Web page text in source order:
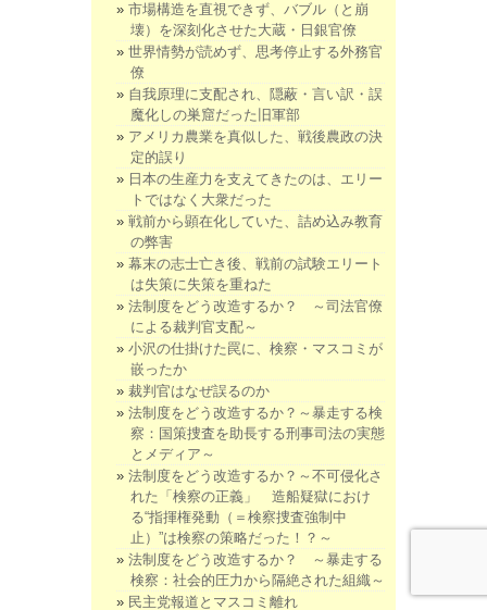
市場構造を直視できず、バブル（と崩
壊）を深刻化させた大蔵・日銀官僚
世界情勢が読めず、思考停止する外務官
僚
自我原理に支配され、隠蔽・言い訳・誤
魔化しの巣窟だった旧軍部
アメリカ農業を真似した、戦後農政の決
定的誤り
日本の生産力を支えてきたのは、エリー
トではなく大衆だった
戦前から顕在化していた、詰め込み教育
の弊害
幕末の志士亡き後、戦前の試験エリート
は失策に失策を重ねた
法制度をどう改造するか？ ～司法官僚
による裁判官支配～
小沢の仕掛けた罠に、検察・マスコミが
嵌ったか
裁判官はなぜ誤るのか
法制度をどう改造するか？～暴走する検
察：国策捜査を助長する刑事司法の実態
とメディア～
法制度をどう改造するか？～不可侵化さ
れた「検察の正義」 造船疑獄におけ
る“指揮権発動（＝検察捜査強制中
止）”は検察の策略だった！？～
法制度をどう改造するか？ ～暴走する
検察：社会的圧力から隔絶された組織～
民主党報道とマスコミ離れ